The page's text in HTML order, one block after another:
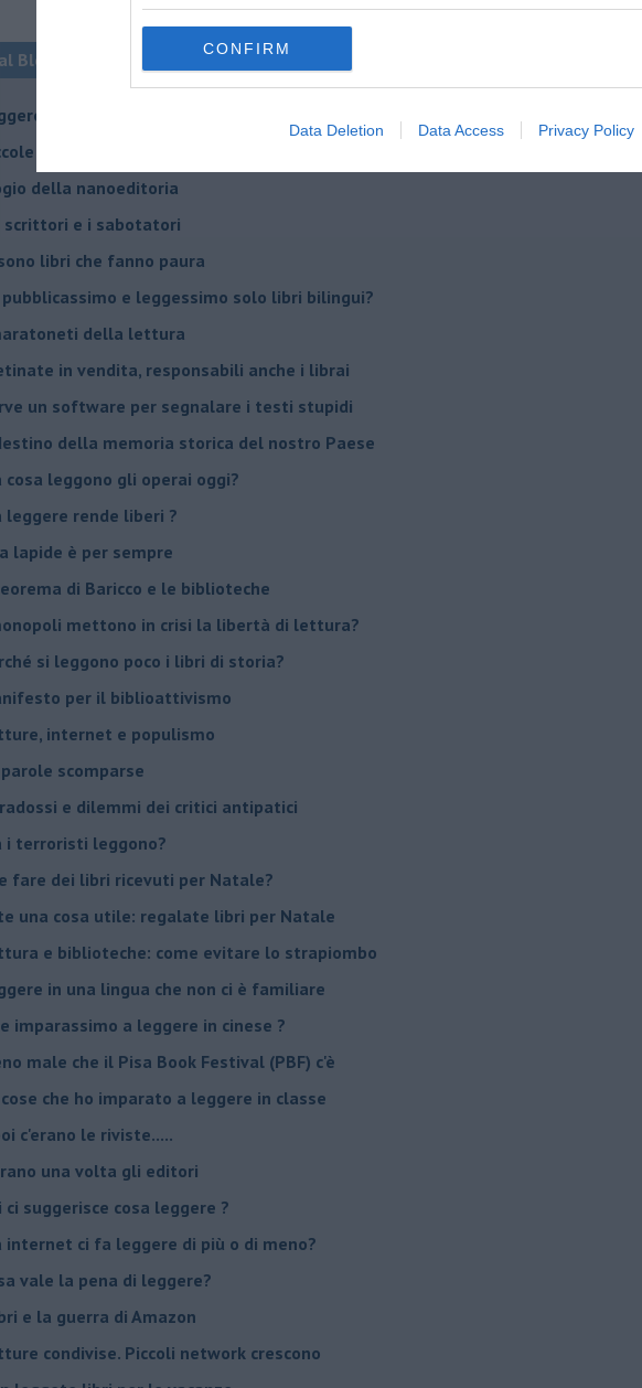
CONFIRM
Data Deletion Data Access Privacy Policy
Blog “Leggere” di Roberto Cerri
in Nazionale
biblioteche spariscono!
della nanoeditoria
scrittori e i sabotatori
libri che fanno paura
pubblicassimo e leggessimo solo libri bilingui?
della lettura
in vendita, responsabili anche i librai
un software per segnalare i testi stupidi
della memoria storica del nostro Paese
cosa leggono gli operai oggi?
leggere rende liberi ?
lapide è per sempre
di Baricco e le biblioteche
mettono in crisi la libertà di lettura?
si leggono poco i libri di storia?
per il biblioattivismo
internet e populismo
scomparse
e dilemmi dei critici antipatici
i terroristi leggono?
fare dei libri ricevuti per Natale?
una cosa utile: regalate libri per Natale
e biblioteche: come evitare lo strapiombo
in una lingua che non ci è familiare
imparassimo a leggere in cinese ?
male che il Pisa Book Festival (PBF) c'è
che ho imparato a leggere in classe
c'erano le riviste.....
una volta gli editori
ci suggerisce cosa leggere ?
internet ci fa leggere di più o di meno?
vale la pena di leggere?
e la guerra di Amazon
condivise. Piccoli network crescono